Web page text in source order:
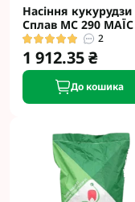
Насіння кукурудзи
Сплав МС 290 МАЇС
2
1 912.35 ₴
До кошика